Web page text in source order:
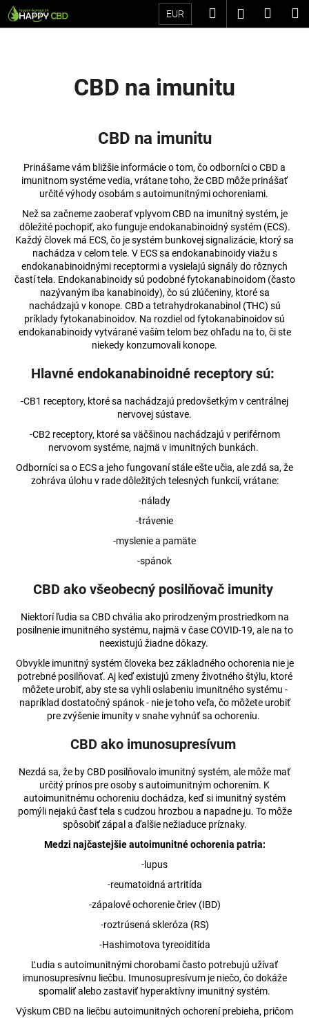
Prejsť
na
EUR Hľadať
CBD na imunitu
CBD na imunitu
Prinášame vám bližšie informácie o tom, čo odborníci o CBD a
imunitnom systéme vedia, vrátane toho, že CBD môže prinášať
určité výhody osobám s autoimunitnými ochoreniami.
Než sa začneme zaoberať vplyvom CBD na imunitný systém, je
dôležité pochopiť, ako funguje endokanabinoidný systém (ECS).
Každý človek má ECS, čo je systém bunkovej signalizácie, ktorý sa
nachádza v celom tele. V ECS sa endokanabinoidy viažu s
endokanabinoidnými receptormi a vysielajú signály do rôznych
častí tela. Endokanabinoidy sú podobné fytokanabinoidom (často
nazývaným iba kanabinoidy), čo sú zlúčeniny, ktoré sa
nachádzajú v konope. CBD a tetrahydrokanabinol (THC) sú
príklady fytokanabinoidov. Na rozdiel od fytokanabinoidov sú
endokanabinoidy vytvárané vaším telom bez ohľadu na to, či ste
niekedy konzumovali konope.
Hlavné endokanabinoidné receptory sú:
-CB1 receptory, ktoré sa nachádzajú predovšetkým v centrálnej
nervovej sústave.
-CB2 receptory, ktoré sa väčšinou nachádzajú v periférnom
nervovom systéme, najmä v imunitných bunkách.
Odborníci sa o ECS a jeho fungovaní stále ešte učia, ale zdá sa, že
zohráva úlohu v rade dôležitých telesných funkcií, vrátane:
-nálady
-trávenie
-myslenie a pamäte
-spánok
CBD ako všeobecný posilňovač imunity
Niektorí ľudia sa CBD chvália ako prirodzeným prostriedkom na
posilnenie imunitného systému, najmä v čase COVID-19, ale na to
neexistujú žiadne dôkazy.
Obvykle imunitný systém človeka bez základného ochorenia nie je
potrebné posilňovať. Aj keď existujú zmeny životného štýlu, ktoré
môžete urobiť, aby ste sa vyhli oslabeniu imunitného systému -
napríklad dostatočný spánok - nie je toho veľa, čo môžete urobiť
pre zvýšenie imunity v snahe vyhnúť sa ochoreniu.
CBD ako imunosupresívum
Nezdá sa, že by CBD posilňovalo imunitný systém, ale môže mať
určitý prínos pre osoby s autoimunitným ochorením. K
autoimunitnému ochoreniu dochádza, keď si imunitný systém
pomýli nejakú časť tela s cudzou hrozbou a napadne ju. To môže
spôsobiť zápal a ďalšie nežiaduce príznaky.
Medzi najčastejšie autoimunitné ochorenia patria:
-lupus
-reumatoidná artritída
-zápalové ochorenie čriev (IBD)
-roztrúsená skleróza (RS)
-Hashimotova tyreoiditída
Ľudia s autoimunitnými chorobami často potrebujú užívať
imunosupresívnu liečbu. Imunosupresívum je niečo, čo dokáže
spomaliť alebo zastaviť hyperaktívny imunitný systém.
Výskum CBD na liečbu autoimunitných ochorení prebieha, pričom
K
o
e
u
j
t
á
?
HĽADAŤ
a
e
MARY
MLIEČNA
32%
€2,96